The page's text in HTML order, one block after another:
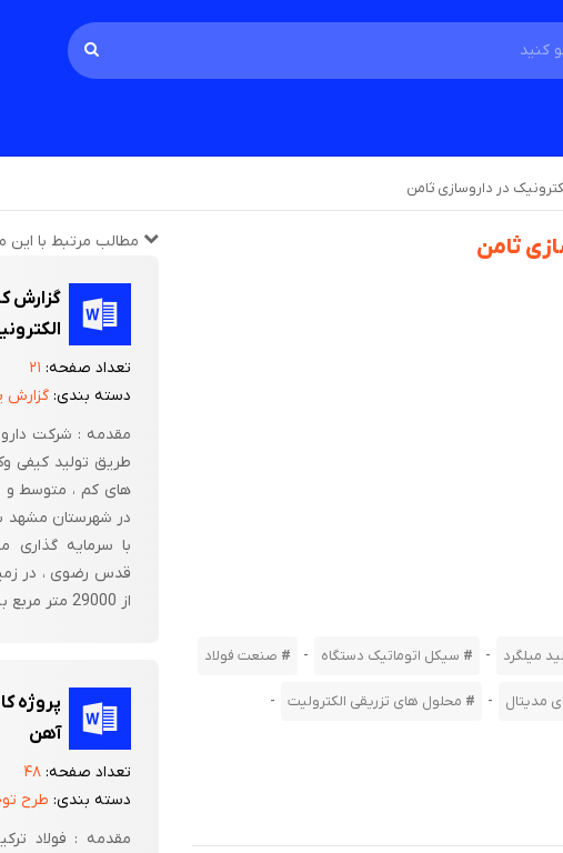
در داروسازی ثامن
ثامن
میلگرد - سیکل اتوماتیک دستگاه - صنعت فولاد
مدیتال - محلول های تزریقی الکترولیت -
مطالب مرتبط با
گزارش
تعداد صفحه: ۲۱
دسته بندی:گزارش
مقدمه : شرکت
طریق تولید کیفی
در شهرستان مشهد
با سرمایه گذاری
از 29000 متر مربع بنا شده است . عمده سهامداران کنونی ...
پروژه
آهن
تعداد صفحه:۴۸
دسته بندی: طرح
مقدمه : فولاد